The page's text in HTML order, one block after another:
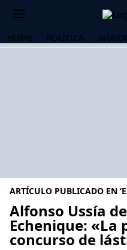
HOME POLÍTICA
ARTÍCULO PUBLICADO EN
Alfonso Ussía
Echenique: «La
concurso de